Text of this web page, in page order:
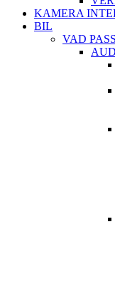
KAMERA
BIL
VAD